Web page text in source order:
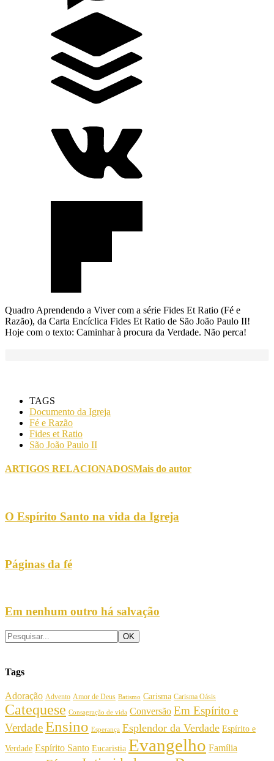
Quadro Aprendendo a Viver com a série Fides Et Ratio (Fé e
Razão), da Carta Encíclica Fides Et Ratio de São João Paulo II!
Hoje com o texto: Caminhar à procura da Verdade. Não perca!
TAGS
Documento da Igreja
Fé e Razão
Fides et Ratio
São João Paulo II
ARTIGOS RELACIONADOSMais do autor
O Espírito Santo na vida da Igreja
Páginas da fé
Em nenhum outro há salvação
Tags
Adoração Advento Amor de Deus Batismo Carisma Carisma Oásis
Catequese Consagração de vida Conversão Em Espírito e
VerdadeEnsino Esperança Esplendor da Verdade Espírito e
Verdade Espírito Santo Eucaristia Evangelho Família